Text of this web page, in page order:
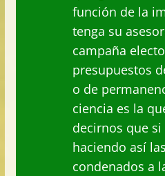
función de la
tenga su
campaña
presupuestos
o de
ciencia es la
decirnos que
haciendo así
condenados a